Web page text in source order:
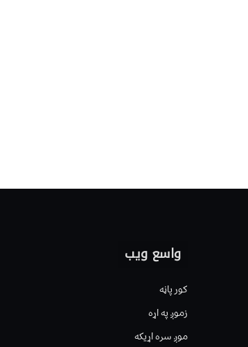
واسع ویب
کور پاڼه
زموږ په اړه
موږ سره اړیکه